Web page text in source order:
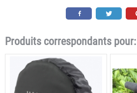
Produits correspondants pour: